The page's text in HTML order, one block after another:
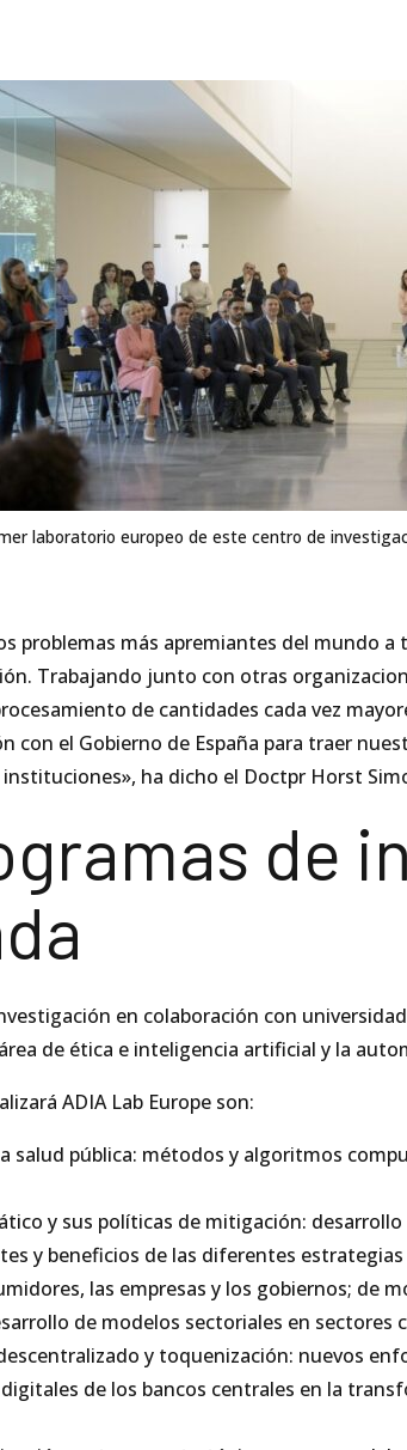
laboratorio europeo de este centro de
problemas más apremiantes del mundo
Trabajando junto con otras
de cantidades cada vez
con el Gobierno de España para traer
ha dicho el Doctpr Horst
de
en colaboración con
de ética e inteligencia artificial y la
ADIA Lab Europe son:
salud pública: métodos y algoritmos
y sus políticas de mitigación:
y beneficios de las diferentes
las empresas y los gobiernos; de
de modelos sectoriales en
y toquenización: nuevos
de los bancos centrales en la